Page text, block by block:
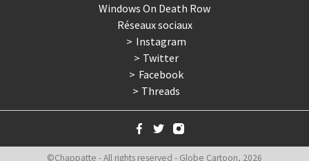
Windows On Death Row
Réseaux sociaux
Instagram
Twitter
Facebook
Threads
©Chappatte - All rights reserved - Globe Cartoon, 2026